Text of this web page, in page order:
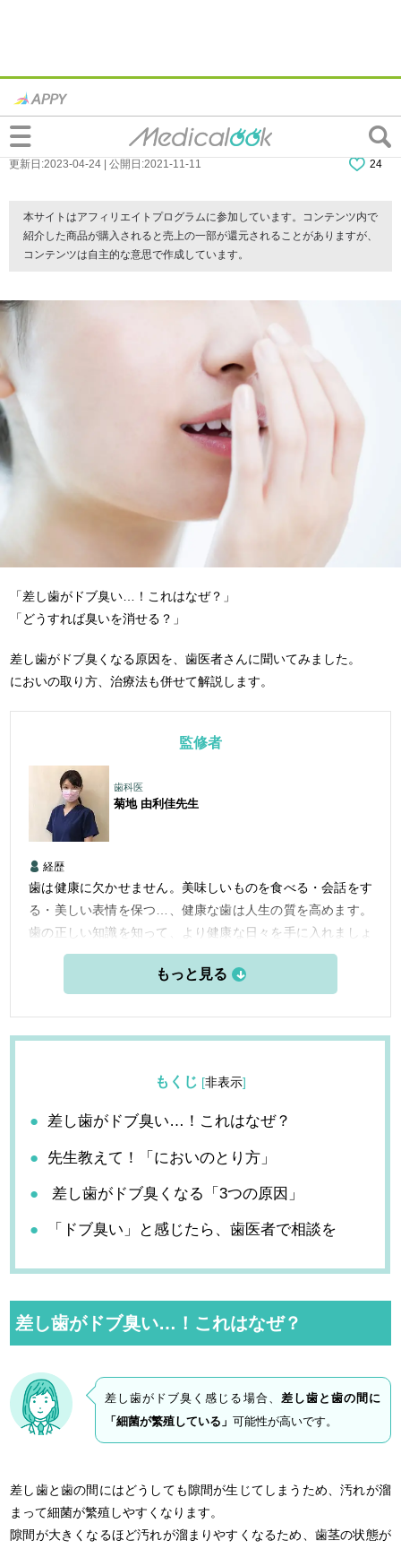
なぜ？「差し歯がドブ臭い」3つの原因。
においの取り方は？歯医者行くべき？
更新日:2023-04-24 | 公開日:2021-11-11 24
本サイトはアフィリエイトプログラムに参加しています。コンテンツ内で
紹介した商品が購入されると売上の一部が還元されることがありますが、
コンテンツは自主的な意思で作成しています。
「差し歯がドブ臭い…！これはなぜ？」
「どうすれば臭いを消せる？」
差し歯がドブ臭くなる原因を、歯医者さんに聞いてみました。
においの取り方、治療法も併せて解説します。
監修者
歯科医
菊地 由利佳先生
経歴
歯は健康に欠かせません。美味しいものを食べる・会話をす
る・美しい表情を保つ…、健康な歯は人生の質を高めます。
歯の正しい知識を知って、より健康な日々を手に入れましょ
もくじ [非表示]
差し歯がドブ臭い…！これはなぜ？
先生教えて！「においのとり方」
差し歯がドブ臭くなる「3つの原因」
「ドブ臭い」と感じたら、歯医者で相談を
差し歯がドブ臭い…！これはなぜ？
差し歯がドブ臭く感じる場合、 差し歯と歯の間に
「細菌が繁殖している」可能性が高いです。
差し歯と歯の間にはどうしても隙間が生じてしまうため、汚れが溜
まって細菌が繁殖しやすくなります。
隙間が大きくなるほど汚れが溜まりやすくなるため、歯茎の状態が